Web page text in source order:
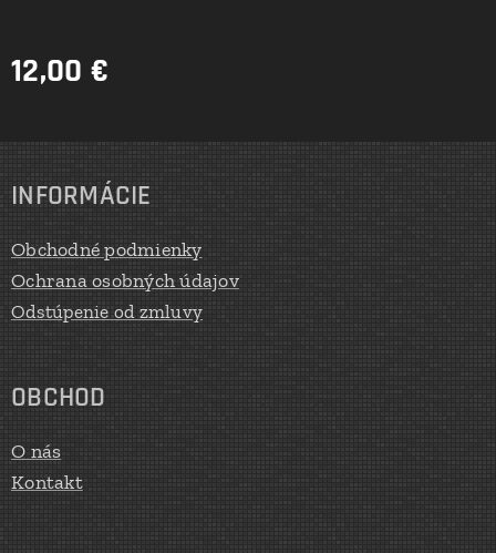
12,00 €
INFORMÁCIE
Obchodné podmienky
Ochrana osobných údajov
Odstúpenie od zmluvy
OBCHOD
O nás
Kontakt